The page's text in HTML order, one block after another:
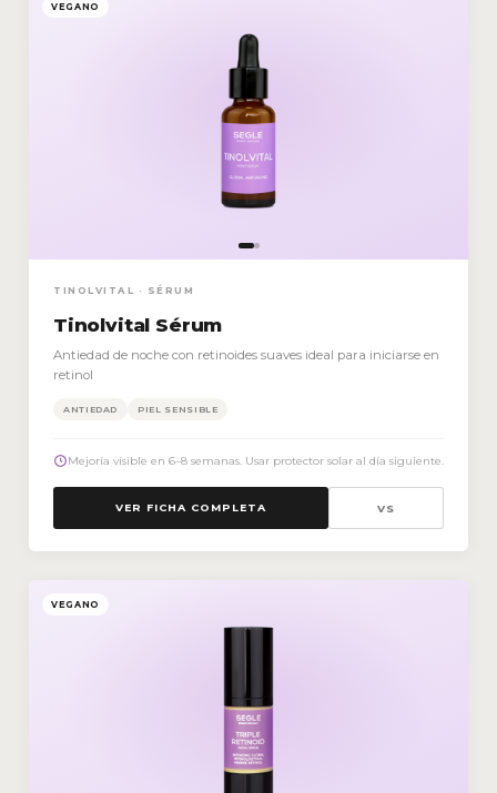
VEGANO
TINOLVITAL · SÉRUM
Tinolvital Sérum
Antiedad de noche con retinoides suaves ideal para iniciarse en
retinol
ANTIEDAD PIEL SENSIBLE
Mejoría visible en 6–8 semanas. Usar protector solar al día siguiente.
VER FICHA COMPLETA VS
VEGANO